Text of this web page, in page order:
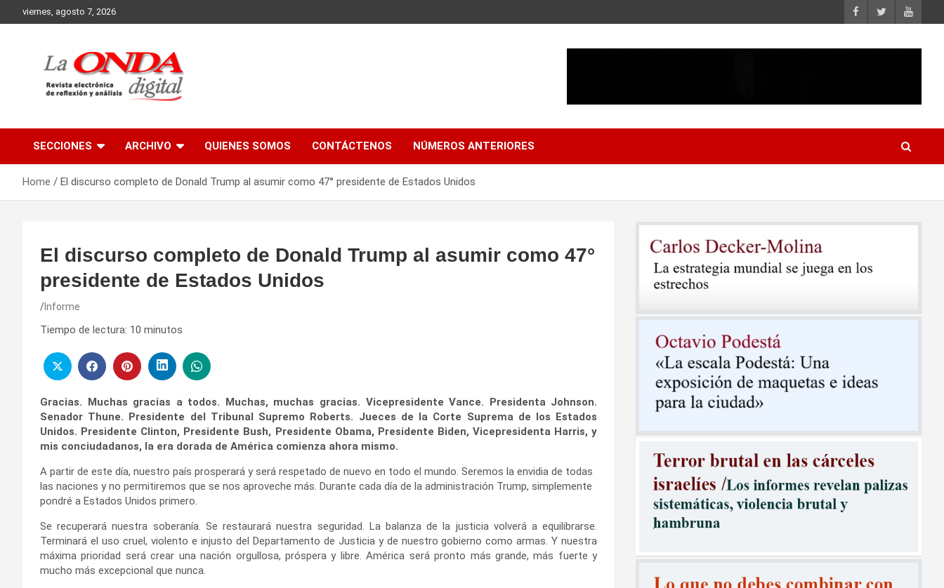
to
viernes, agosto 7, 2026
SECCIONES ARCHIVO QUIENES SOMOS CONTÁCTENOS NÚMEROS ANTERIORES
Home El discurso completo de Donald Trump al asumir como 47° presidente de Estados Unidos
El discurso completo de Donald Trump al asumir como 47°
presidente de Estados Unidos
Informe
Tiempo de lectura: 10 minutos
Gracias. Muchas gracias a todos. Muchas, muchas gracias. Vicepresidente Vance. Presidenta Johnson.
Senador Thune. Presidente del Tribunal Supremo Roberts. Jueces de la Corte Suprema de los Estados
Unidos. Presidente Clinton, Presidente Bush, Presidente Obama, Presidente Biden, Vicepresidenta Harris, y
mis conciudadanos, la era dorada de América comienza ahora mismo.
A partir de este día, nuestro país prosperará y será respetado de nuevo en todo el mundo. Seremos la envidia de todas
las naciones y no permitiremos que se nos aproveche más. Durante cada día de la administración Trump, simplemente
pondré a Estados Unidos primero.
Se recuperará nuestra soberanía. Se restaurará nuestra seguridad. La balanza de la justicia volverá a equilibrarse.
Terminará el uso cruel, violento e injusto del Departamento de Justicia y de nuestro gobierno como armas. Y nuestra
máxima prioridad será crear una nación orgullosa, próspera y libre. América será pronto más grande, más fuerte y
mucho más excepcional que nunca.